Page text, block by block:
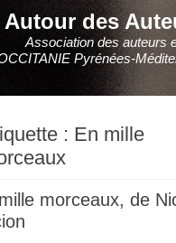
Autour des
Association des auteurs
Pyrénées-
: En mille
morceaux, de